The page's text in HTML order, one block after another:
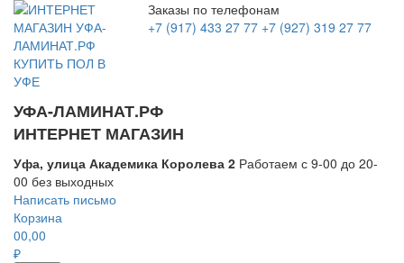
Заказы по телефонам
+7 (917) 433 27 77 +7 (927) 319 27 77
УФА-ЛАМИНАТ.РФ
ИНТЕРНЕТ МАГАЗИН
Уфа, улица Академика Королева 2 Работаем с 9-00 до 20-
00 без выходных
Написать письмо
Корзина
00,00
₽